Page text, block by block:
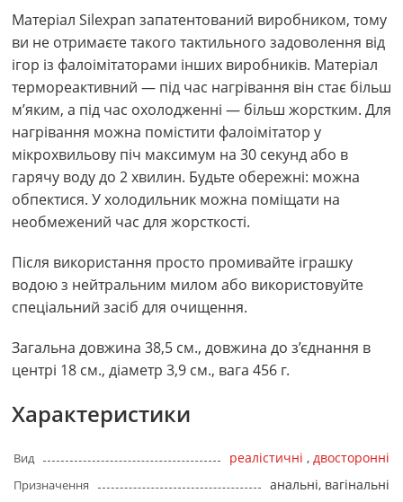
Матеріал Silexpan запатентований виробником, тому
ви не отримаєте такого тактильного задоволення від
ігор із фалоімітаторами інших виробників. Матеріал
термореактивний — під час нагрівання він стає більш
м’яким, а під час охолодженні — більш жорстким. Для
нагрівання можна помістити фалоімітатор у
мікрохвильову піч максимум на 30 секунд або в
гарячу воду до 2 хвилин. Будьте обережні: можна
обпектися. У холодильник можна поміщати на
необмежений час для жорсткості.
Після використання просто промивайте іграшку
водою з нейтральним милом або використовуйте
спеціальний засіб для очищення.
Загальна довжина 38,5 см., довжина до з’єднання в
центрі 18 см., діаметр 3,9 см., вага 456 г.
Характеристики
Вид реалістичні , двосторонні
Призначення анальні, вагінальні